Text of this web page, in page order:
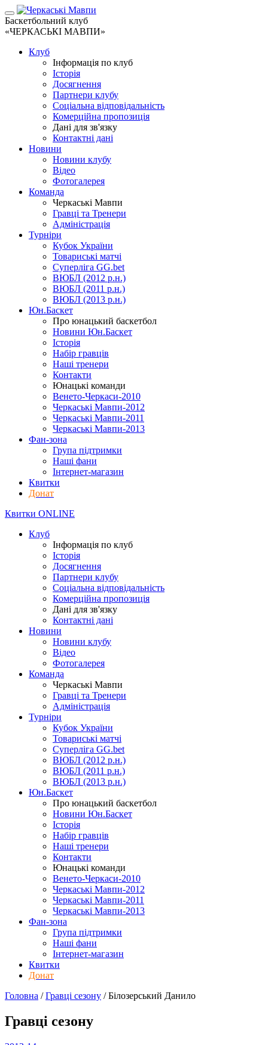
Баскетбольний клуб
«ЧЕРКАСЬКІ МАВПИ»
Клуб
Інформація по клуб
Історія
Досягнення
Партнери клубу
Соціальна відповідальність
Комерційна пропозиція
Дані для зв'язку
Контактні дані
Новини
Новини клубу
Відео
Фотогалерея
Команда
Черкаські Мавпи
Гравці та Тренери
Адміністрація
Турніри
Кубок України
Товариські матчі
Суперліга GG.bet
ВЮБЛ (2012 р.н.)
ВЮБЛ (2011 р.н.)
ВЮБЛ (2013 р.н.)
Юн.Баскет
Про юнацький баскетбол
Новини Юн.Баскет
Історія
Набір гравців
Наші тренери
Контакти
Юнацькі команди
Венето-Черкаси-2010
Черкаські Мавпи-2012
Черкаські Мавпи-2011
Черкаські Мавпи-2013
Фан-зона
Група підтримки
Наші фани
Інтернет-магазин
Квитки
Донат
Квитки ONLINE
Клуб
Інформація по клуб
Історія
Досягнення
Партнери клубу
Соціальна відповідальність
Комерційна пропозиція
Дані для зв'язку
Контактні дані
Новини
Новини клубу
Відео
Фотогалерея
Команда
Черкаські Мавпи
Гравці та Тренери
Адміністрація
Турніри
Кубок України
Товариські матчі
Суперліга GG.bet
ВЮБЛ (2012 р.н.)
ВЮБЛ (2011 р.н.)
ВЮБЛ (2013 р.н.)
Юн.Баскет
Про юнацький баскетбол
Новини Юн.Баскет
Історія
Набір гравців
Наші тренери
Контакти
Юнацькі команди
Венето-Черкаси-2010
Черкаські Мавпи-2012
Черкаські Мавпи-2011
Черкаські Мавпи-2013
Фан-зона
Група підтримки
Наші фани
Інтернет-магазин
Квитки
Донат
Головна /Гравці сезону /Білозерський Данило
Гравці сезону